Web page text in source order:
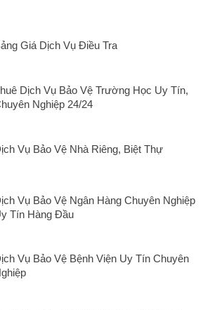
Giá Dịch Vụ Điều Tra
Dịch Vụ Bảo Vệ Trường Học Uy Tín,
Nghiệp 24/24
Vụ Bảo Vệ Nhà Riêng, Biệt Thự
Vụ Bảo Vệ Ngân Hàng Chuyên Nghiệp
Tín Hàng Đầu
Vụ Bảo Vệ Bệnh Viện Uy Tín Chuyên